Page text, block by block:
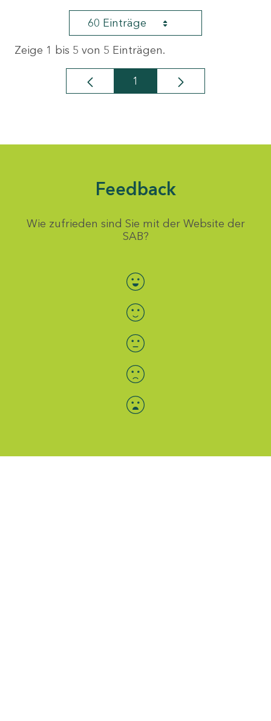
60 Einträge
Zeige 1 bis 5 von 5 Einträgen.
Seite
1
Feedback
Wie zufrieden sind Sie mit der Website der
SAB?
Bewertung auswählen